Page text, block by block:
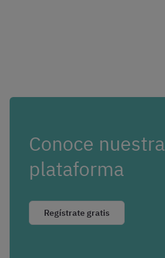
Conoce nuestra
plataforma
Regístrate gratis